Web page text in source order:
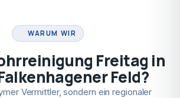
WARUM WIR
Freitag in
Feld?
Vermittler, sondern ein regionaler